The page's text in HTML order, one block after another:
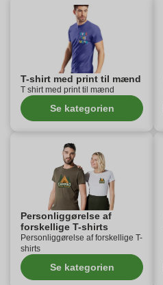
T-shirt med print til mænd
T shirt med print til mænd
Se kategorien
Personliggørelse af
forskellige T-shirts
Personliggørelse af forskellige T-
shirts
Se kategorien